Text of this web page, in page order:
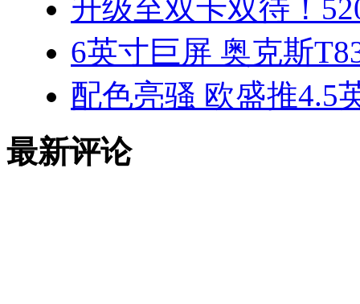
升级至双卡双待！
6英寸巨屏 奥克斯
配色亮骚 欧盛推4.5
最新评论